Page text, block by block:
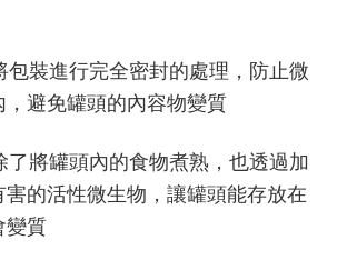
包裝進行完全密封的處理，防止微
避免罐頭的內容物變質
了將罐頭內的食物煮熟，也透過加
的活性微生物，讓罐頭能存放在
變質